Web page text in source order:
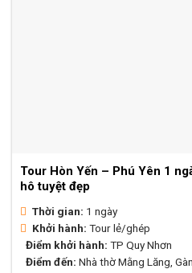
Tour Hòn Yến – Phú Yên 1
hô tuyệt đẹp
Thời gian: 1 ngày
Khởi hành: Tour lẻ/ghép
Điểm khởi hành: TP Quy Nhơn
Điểm đến: Nhà thờ Mằng Lăng,